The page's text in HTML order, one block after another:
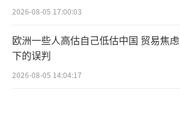
2026-08-05 17:00:03
欧洲一些人高估自己低估中国 贸易焦虑
下的误判
2026-08-05 14:04:17